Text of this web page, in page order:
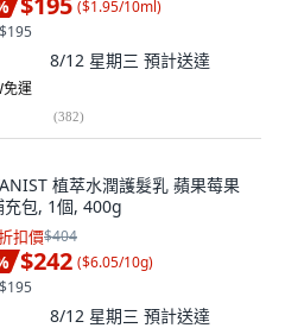
($1.95/10ml)
8/12 星期三 預計送達
免運
(382)
植萃水潤護髮乳 蘋果莓果
充包, 1個, 400g
扣價$404
$242 ($6.05/10g)
8/12 星期三 預計送達